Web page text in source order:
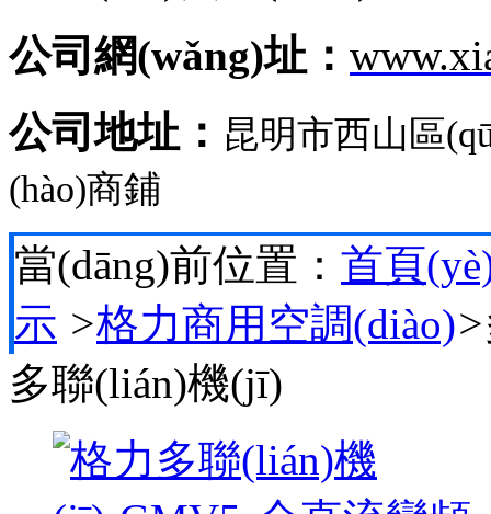
公司網(wǎng)址：
公司地址： 昆明市西山區
(hào)商鋪
當(dāng)前位置： 首頁
示 >格力商用空調(diào)>
多聯(lián)機(jī)